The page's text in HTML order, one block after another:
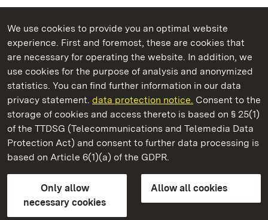
We use cookies to provide you an optimal website
experience. First and foremost, these are cookies that
are necessary for operating the website. In addition, we
use cookies for the purpose of analysis and anonymized
statistics. You can find further information in our data
privacy statement. data protection notice. Consent to the
storage of cookies and access thereto is based on § 25(1)
of the TTDSG (Telecommunications and Telemedia Data
Protection Act) and consent to further data processing is
based on Article 6(1)(a) of the GDPR.
Only allow
necessary cookies
Allow all cookies
State Palaces and Gardens of Baden-Wuerttemberg
Kirchheim Palace
State Palaces and Gardens of Baden-Wuerttemberg
FAQMasthead Data protection
Declaration on barrier-free access